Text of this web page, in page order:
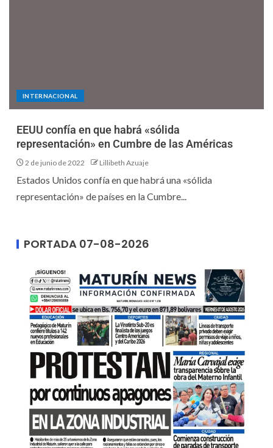
INTERNACIONAL
EEUU confía en que habrá «sólida
representación» en Cumbre de las Américas
2 de junio de 2022 Lillibeth Azuaje
Estados Unidos confía en que habrá una «sólida
representación» de países en la Cumbre...
PORTADA 07-08-2026